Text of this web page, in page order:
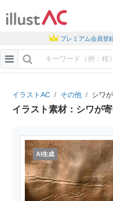
プレミアム会員登
イラストAC その他 シワ
イラスト素材：シワが
AI生成